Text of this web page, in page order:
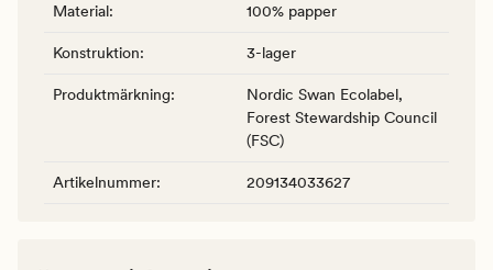
Material: 100% papper
Konstruktion: 3-lager
Produktmärkning:
Nordic Swan Ecolabel,
Forest Stewardship Council
(FSC)
Artikelnummer: 209134033627